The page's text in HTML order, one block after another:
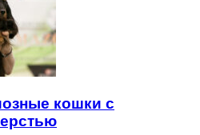
кошки с